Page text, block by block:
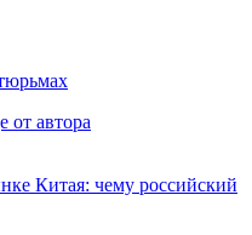
от автора
Китая: чему российский